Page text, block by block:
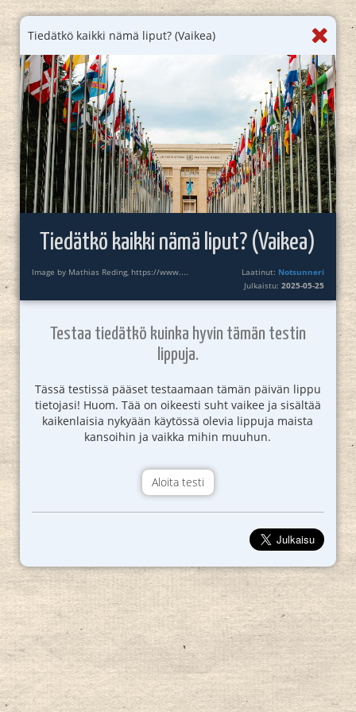
Tiedätkö kaikki nämä liput? (Vaikea)
Tiedätkö kaikki nämä liput? (Vaikea)
Image by Mathias Reding, https://www.... Laatinut: Notsunneri
Julkaistu:2025-05-25
Testaa tiedätkö kuinka hyvin tämän testin
lippuja.
Tässä testissä pääset testaamaan tämän päivän lippu
tietojasi! Huom. Tää on oikeesti suht vaikee ja sisältää
kaikenlaisia nykyään käytössä olevia lippuja maista
kansoihin ja vaikka mihin muuhun.
Aloita testi